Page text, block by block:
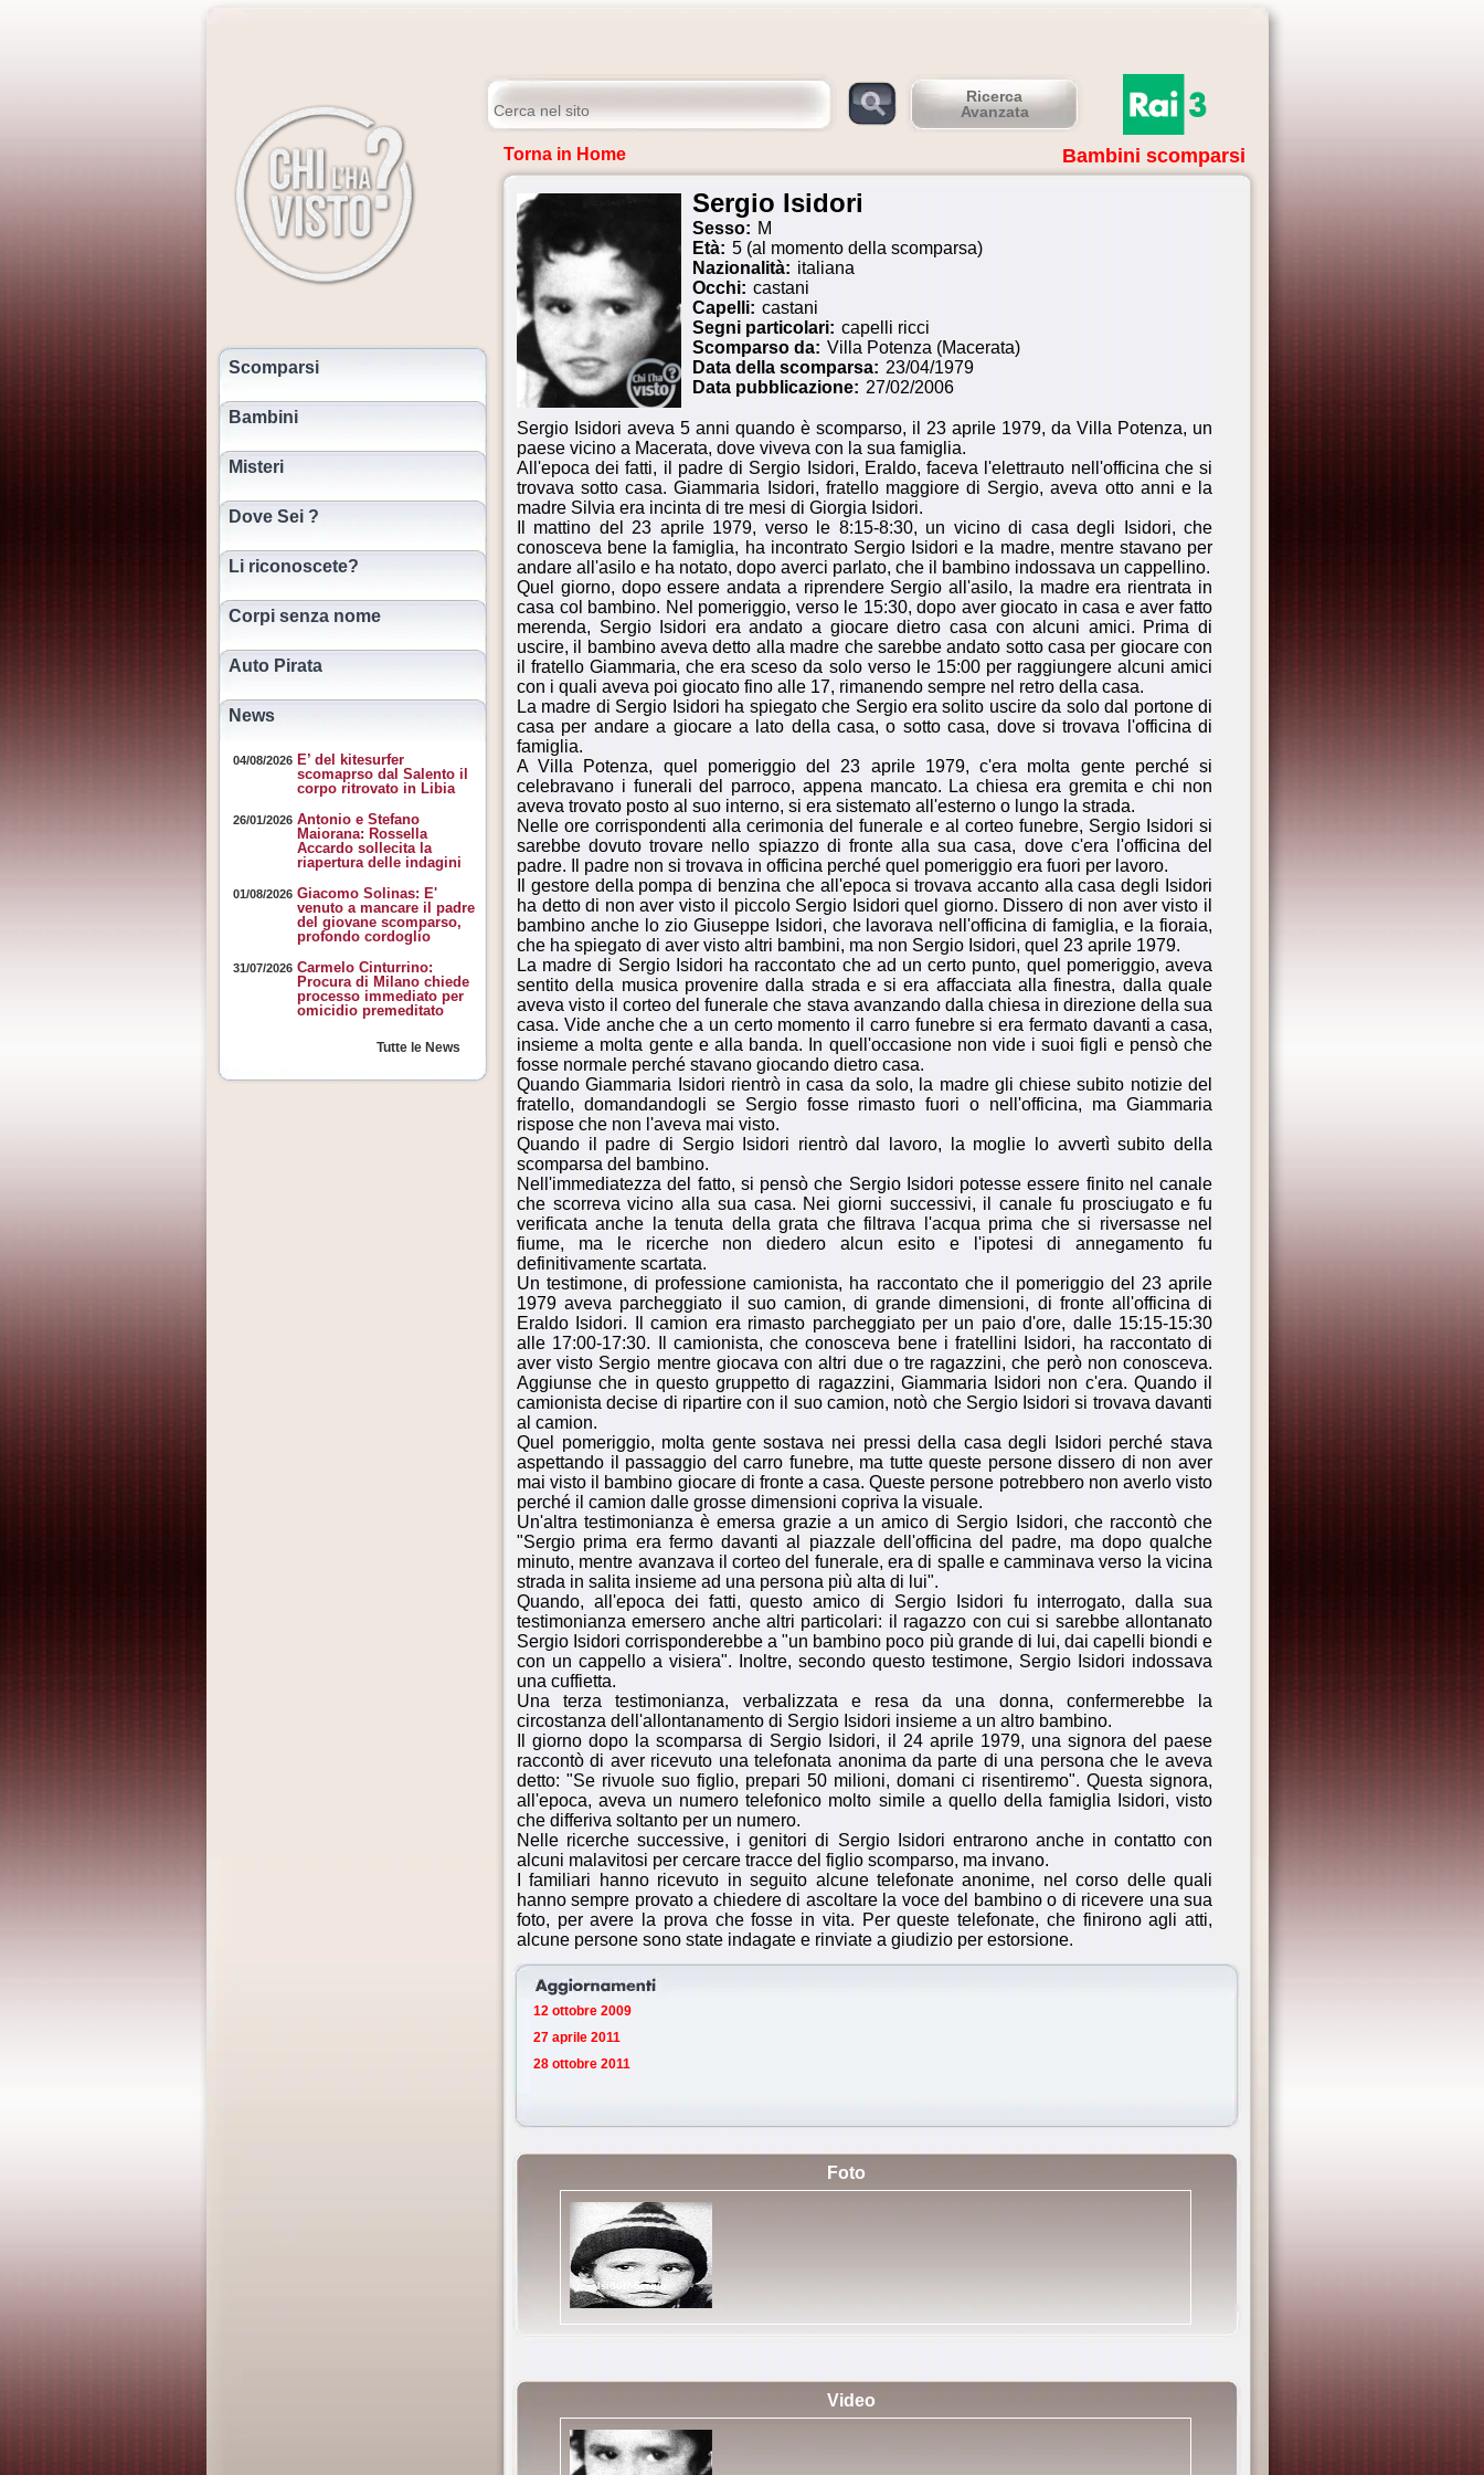
Ricerca
Avanzata
Scomparsi
Bambini
Misteri
Dove Sei ?
Li riconoscete?
Corpi senza nome
Auto Pirata
News
04/08/2026 E’ del kitesurfer
scomaprso dal Salento il
corpo ritrovato in Libia
26/01/2026 Antonio e Stefano
Maiorana: Rossella
Accardo sollecita la
riapertura delle indagini
01/08/2026 Giacomo Solinas: E'
venuto a mancare il padre
del giovane scomparso,
profondo cordoglio
31/07/2026 Carmelo Cinturrino:
Procura di Milano chiede
processo immediato per
omicidio premeditato
Tutte le News
Torna in Home Bambini scomparsi
Sergio Isidori
Sesso: M
Età: 5 (al momento della scomparsa)
Nazionalità: italiana
Occhi: castani
Capelli: castani
Segni particolari: capelli ricci
Scomparso da: Villa Potenza (Macerata)
Data della scomparsa: 23/04/1979
Data pubblicazione: 27/02/2006
Sergio Isidori aveva 5 anni quando è scomparso, il 23 aprile 1979, da Villa Potenza, un
paese vicino a Macerata, dove viveva con la sua famiglia.
All'epoca dei fatti, il padre di Sergio Isidori, Eraldo, faceva l'elettrauto nell'officina che si
trovava sotto casa. Giammaria Isidori, fratello maggiore di Sergio, aveva otto anni e la
madre Silvia era incinta di tre mesi di Giorgia Isidori.
Il mattino del 23 aprile 1979, verso le 8:15-8:30, un vicino di casa degli Isidori, che
conosceva bene la famiglia, ha incontrato Sergio Isidori e la madre, mentre stavano per
andare all'asilo e ha notato, dopo averci parlato, che il bambino indossava un cappellino.
Quel giorno, dopo essere andata a riprendere Sergio all'asilo, la madre era rientrata in
casa col bambino. Nel pomeriggio, verso le 15:30, dopo aver giocato in casa e aver fatto
merenda, Sergio Isidori era andato a giocare dietro casa con alcuni amici. Prima di
uscire, il bambino aveva detto alla madre che sarebbe andato sotto casa per giocare con
il fratello Giammaria, che era sceso da solo verso le 15:00 per raggiungere alcuni amici
con i quali aveva poi giocato fino alle 17, rimanendo sempre nel retro della casa.
La madre di Sergio Isidori ha spiegato che Sergio era solito uscire da solo dal portone di
casa per andare a giocare a lato della casa, o sotto casa, dove si trovava l'officina di
famiglia.
A Villa Potenza, quel pomeriggio del 23 aprile 1979, c'era molta gente perché si
celebravano i funerali del parroco, appena mancato. La chiesa era gremita e chi non
aveva trovato posto al suo interno, si era sistemato all'esterno o lungo la strada.
Nelle ore corrispondenti alla cerimonia del funerale e al corteo funebre, Sergio Isidori si
sarebbe dovuto trovare nello spiazzo di fronte alla sua casa, dove c'era l'officina del
padre. Il padre non si trovava in officina perché quel pomeriggio era fuori per lavoro.
Il gestore della pompa di benzina che all'epoca si trovava accanto alla casa degli Isidori
ha detto di non aver visto il piccolo Sergio Isidori quel giorno. Dissero di non aver visto il
bambino anche lo zio Giuseppe Isidori, che lavorava nell'officina di famiglia, e la fioraia,
che ha spiegato di aver visto altri bambini, ma non Sergio Isidori, quel 23 aprile 1979.
La madre di Sergio Isidori ha raccontato che ad un certo punto, quel pomeriggio, aveva
sentito della musica provenire dalla strada e si era affacciata alla finestra, dalla quale
aveva visto il corteo del funerale che stava avanzando dalla chiesa in direzione della sua
casa. Vide anche che a un certo momento il carro funebre si era fermato davanti a casa,
insieme a molta gente e alla banda. In quell'occasione non vide i suoi figli e pensò che
fosse normale perché stavano giocando dietro casa.
Quando Giammaria Isidori rientrò in casa da solo, la madre gli chiese subito notizie del
fratello, domandandogli se Sergio fosse rimasto fuori o nell'officina, ma Giammaria
rispose che non l'aveva mai visto.
Quando il padre di Sergio Isidori rientrò dal lavoro, la moglie lo avvertì subito della
scomparsa del bambino.
Nell'immediatezza del fatto, si pensò che Sergio Isidori potesse essere finito nel canale
che scorreva vicino alla sua casa. Nei giorni successivi, il canale fu prosciugato e fu
verificata anche la tenuta della grata che filtrava l'acqua prima che si riversasse nel
fiume, ma le ricerche non diedero alcun esito e l'ipotesi di annegamento fu
definitivamente scartata.
Un testimone, di professione camionista, ha raccontato che il pomeriggio del 23 aprile
1979 aveva parcheggiato il suo camion, di grande dimensioni, di fronte all'officina di
Eraldo Isidori. Il camion era rimasto parcheggiato per un paio d'ore, dalle 15:15-15:30
alle 17:00-17:30. Il camionista, che conosceva bene i fratellini Isidori, ha raccontato di
aver visto Sergio mentre giocava con altri due o tre ragazzini, che però non conosceva.
Aggiunse che in questo gruppetto di ragazzini, Giammaria Isidori non c'era. Quando il
camionista decise di ripartire con il suo camion, notò che Sergio Isidori si trovava davanti
al camion.
Quel pomeriggio, molta gente sostava nei pressi della casa degli Isidori perché stava
aspettando il passaggio del carro funebre, ma tutte queste persone dissero di non aver
mai visto il bambino giocare di fronte a casa. Queste persone potrebbero non averlo visto
perché il camion dalle grosse dimensioni copriva la visuale.
Un'altra testimonianza è emersa grazie a un amico di Sergio Isidori, che raccontò che
"Sergio prima era fermo davanti al piazzale dell'officina del padre, ma dopo qualche
minuto, mentre avanzava il corteo del funerale, era di spalle e camminava verso la vicina
strada in salita insieme ad una persona più alta di lui".
Quando, all'epoca dei fatti, questo amico di Sergio Isidori fu interrogato, dalla sua
testimonianza emersero anche altri particolari: il ragazzo con cui si sarebbe allontanato
Sergio Isidori corrisponderebbe a "un bambino poco più grande di lui, dai capelli biondi e
con un cappello a visiera". Inoltre, secondo questo testimone, Sergio Isidori indossava
una cuffietta.
Una terza testimonianza, verbalizzata e resa da una donna, confermerebbe la
circostanza dell'allontanamento di Sergio Isidori insieme a un altro bambino.
Il giorno dopo la scomparsa di Sergio Isidori, il 24 aprile 1979, una signora del paese
raccontò di aver ricevuto una telefonata anonima da parte di una persona che le aveva
detto: "Se rivuole suo figlio, prepari 50 milioni, domani ci risentiremo". Questa signora,
all'epoca, aveva un numero telefonico molto simile a quello della famiglia Isidori, visto
che differiva soltanto per un numero.
Nelle ricerche successive, i genitori di Sergio Isidori entrarono anche in contatto con
alcuni malavitosi per cercare tracce del figlio scomparso, ma invano.
I familiari hanno ricevuto in seguito alcune telefonate anonime, nel corso delle quali
hanno sempre provato a chiedere di ascoltare la voce del bambino o di ricevere una sua
foto, per avere la prova che fosse in vita. Per queste telefonate, che finirono agli atti,
alcune persone sono state indagate e rinviate a giudizio per estorsione.
12 ottobre 2009
27 aprile 2011
28 ottobre 2011
Foto
Isidori Sergio
Video